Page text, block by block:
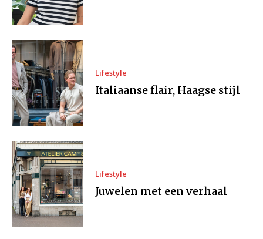
Lifestyle
Italiaanse flair, Haagse stijl
Lifestyle
Juwelen met een verhaal